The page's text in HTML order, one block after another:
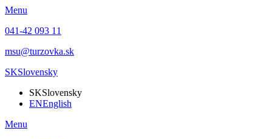
Menu
041-42 093 11
msu@turzovka.sk
SKSlovensky
SKSlovensky
ENEnglish
Menu